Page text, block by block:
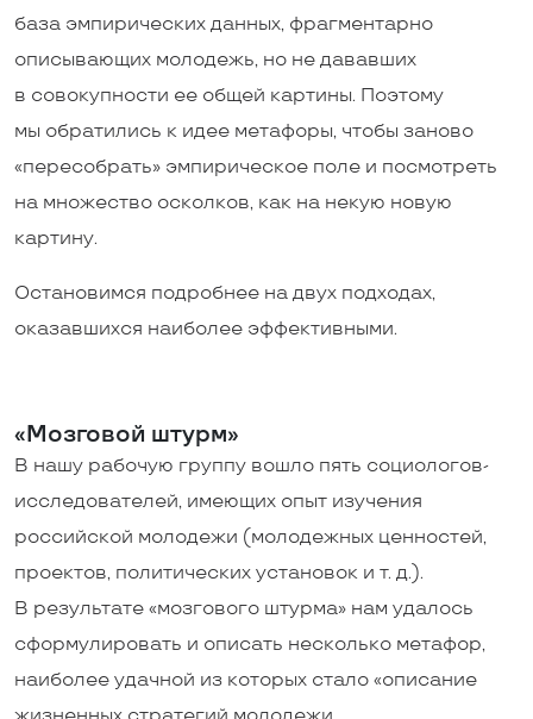
база эмпирических данных, фрагментарно
описывающих молодежь, но не дававших
в совокупности ее общей картины. Поэтому
мы обратились к идее метафоры, чтобы заново
«пересобрать» эмпирическое поле и посмотреть
на множество осколков, как на некую новую
картину.
Остановимся подробнее на двух подходах,
оказавшихся наиболее эффективными.
«Мозговой штурм»
В нашу рабочую группу вошло пять социологов-
исследователей, имеющих опыт изучения
российской молодежи (молодежных ценностей,
проектов, политических установок и т. д.).
В результате «мозгового штурма» нам удалось
сформулировать и описать несколько метафор,
наиболее удачной из которых стало «описание